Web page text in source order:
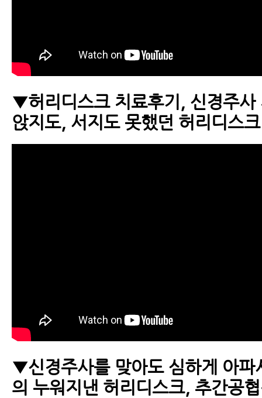
▼허리디스크 치료후기, 신경주사
앉지도, 서지도 못했던 허리디스
▼신경주사를 맞아도 심하게 아파
의 누워지낸 허리디스크, 추간공